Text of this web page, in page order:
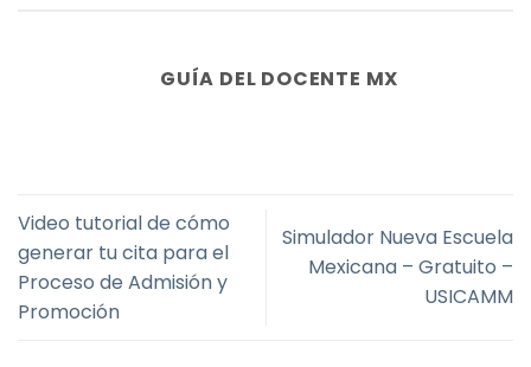
GUÍA DEL DOCENTE MX
Video tutorial de cómo
generar tu cita para el
Proceso de Admisión y
Promoción
Simulador Nueva Escuela
Mexicana – Gratuito –
USICAMM